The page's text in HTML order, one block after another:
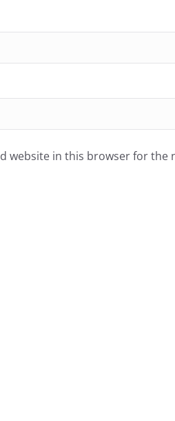
website in this browser for the